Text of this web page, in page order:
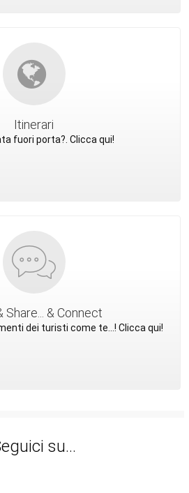
Itinerari
fuori porta?. Clicca qui!
Share... & Connect
dei turisti come te...! Clicca qui!
su...